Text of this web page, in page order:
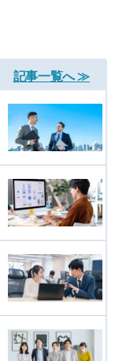
記事一覧へ ≫